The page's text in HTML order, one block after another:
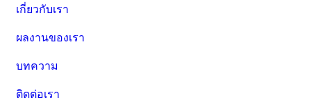
เกี่ยวกับเรา
ผลงานของเรา
บทความ
ติดต่อเรา